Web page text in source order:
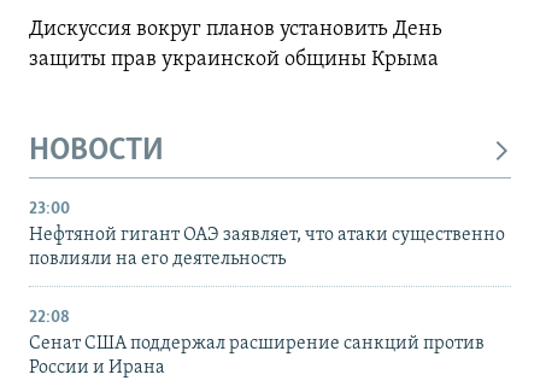
Дискуссия вокруг планов установить День
защиты прав украинской общины Крыма
НОВОСТИ
23:00
Нефтяной гигант ОАЭ заявляет, что атаки существенно
повлияли на его деятельность
22:08
Сенат США поддержал расширение санкций против
России и Ирана